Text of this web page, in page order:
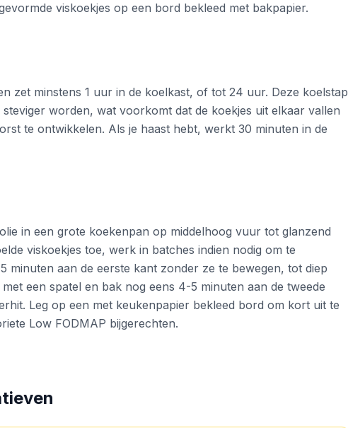
viskoekjes op een bord bekleed met bakpapier.
zet minstens 1 uur in de koelkast, of tot 24 uur. Deze koelstap
worden, wat voorkomt dat de koekjes uit elkaar vallen
te ontwikkelen. Als je haast hebt, werkt 30 minuten in de
in een grote koekenpan op middelhoog vuur tot glanzend
viskoekjes toe, werk in batches indien nodig om te
aan de eerste kant zonder ze te bewegen, tot diep
een spatel en bak nog eens 4-5 minuten aan de tweede
Leg op een met keukenpapier bekleed bord om kort uit te
Low FODMAP bijgerechten.